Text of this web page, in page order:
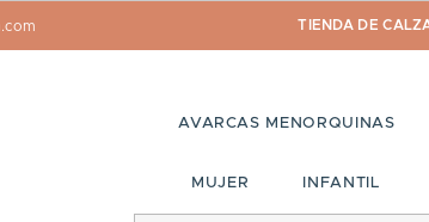
TIENDA DE
AVARCAS MENORQUINAS
MUJER INFANTIL